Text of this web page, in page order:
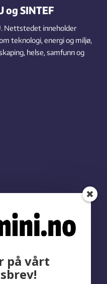
SINTEF
Nettstedet inneholder
teknologi, energi og miljø,
helse, samfunn og
på vårt